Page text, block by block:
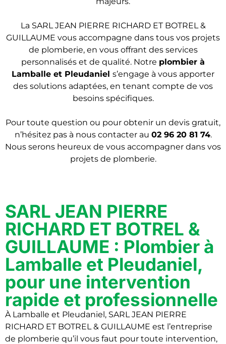
La SARL JEAN PIERRE RICHARD ET BOTREL &
GUILLAUME vous accompagne dans tous vos projets
de plomberie, en vous offrant des services
personnalisés et de qualité. Notre plombier à
Lamballe et Pleudaniel s’engage à vous apporter
des solutions adaptées, en tenant compte de vos
besoins spécifiques.
Pour toute question ou pour obtenir un devis gratuit,
n’hésitez pas à nous contacter au 02 96 20 81 74.
Nous serons heureux de vous accompagner dans vos
projets de plomberie.
SARL JEAN PIERRE
RICHARD ET BOTREL &
GUILLAUME : Plombier à
Lamballe et Pleudaniel,
pour une intervention
rapide et professionnelle
À Lamballe et Pleudaniel, SARL JEAN PIERRE
RICHARD ET BOTREL & GUILLAUME est l’entreprise
de plomberie qu’il vous faut pour toute intervention,